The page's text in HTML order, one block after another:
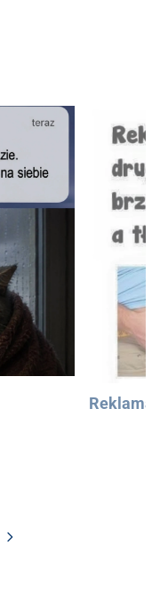
Reklama